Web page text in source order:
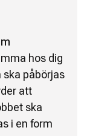
hos dig
påbörjas
att
ska
i en form